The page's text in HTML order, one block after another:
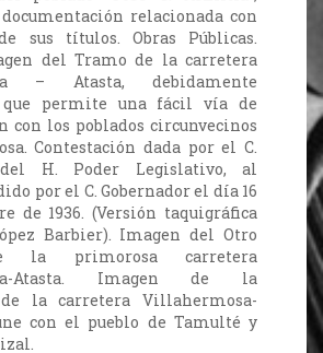
relacionada con
sus títulos. Obras Públicas.
del Tramo de la carretera
– Atasta, debidamente
que permite una fácil vía de
con los poblados circunvecinos
Contestación dada por el C.
del H. Poder Legislativo, al
por el C. Gobernador el día 16
de 1936. (Versión taquigráfica
Barbier). Imagen del Otro
la primorosa carretera
Atasta. Imagen de la
la carretera Villahermosa-
con el pueblo de Tamulté y